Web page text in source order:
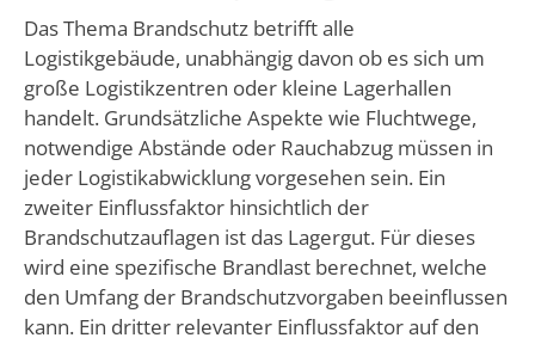
Das Thema Brandschutz betrifft alle
Logistikgebäude, unabhängig davon ob es sich um
große Logistikzentren oder kleine Lagerhallen
handelt. Grundsätzliche Aspekte wie Fluchtwege,
notwendige Abstände oder Rauchabzug müssen in
jeder Logistikabwicklung vorgesehen sein. Ein
zweiter Einflussfaktor hinsichtlich der
Brandschutzauflagen ist das Lagergut. Für dieses
wird eine spezifische Brandlast berechnet, welche
den Umfang der Brandschutzvorgaben beeinflussen
kann. Ein dritter relevanter Einflussfaktor auf den